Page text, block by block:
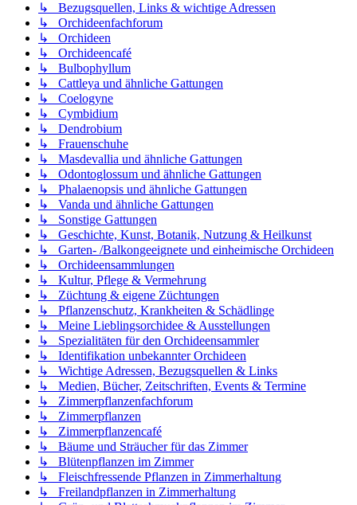
↳ Bezugsquellen, Links & wichtige Adressen
↳ Orchideenfachforum
↳ Orchideen
↳ Orchideencafé
↳ Bulbophyllum
↳ Cattleya und ähnliche Gattungen
↳ Coelogyne
↳ Cymbidium
↳ Dendrobium
↳ Frauenschuhe
↳ Masdevallia und ähnliche Gattungen
↳ Odontoglossum und ähnliche Gattungen
↳ Phalaenopsis und ähnliche Gattungen
↳ Vanda und ähnliche Gattungen
↳ Sonstige Gattungen
↳ Geschichte, Kunst, Botanik, Nutzung & Heilkunst
↳ Garten- /Balkongeeignete und einheimische Orchideen
↳ Orchideensammlungen
↳ Kultur, Pflege & Vermehrung
↳ Züchtung & eigene Züchtungen
↳ Pflanzenschutz, Krankheiten & Schädlinge
↳ Meine Lieblingsorchidee & Ausstellungen
↳ Spezialitäten für den Orchideensammler
↳ Identifikation unbekannter Orchideen
↳ Wichtige Adressen, Bezugsquellen & Links
↳ Medien, Bücher, Zeitschriften, Events & Termine
↳ Zimmerpflanzenfachforum
↳ Zimmerpflanzen
↳ Zimmerpflanzencafé
↳ Bäume und Sträucher für das Zimmer
↳ Blütenpflanzen im Zimmer
↳ Fleischfressende Pflanzen in Zimmerhaltung
↳ Freilandpflanzen in Zimmerhaltung